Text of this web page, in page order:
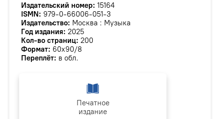
Издательский номер: 15164
ISMN: 979-0-66006-051-3
Издательство: Москва : Музыка
Год издания: 2025
Кол-во страниц: 200
Формат: 60х90/8
Переплёт: в обл.
Печатное
издание